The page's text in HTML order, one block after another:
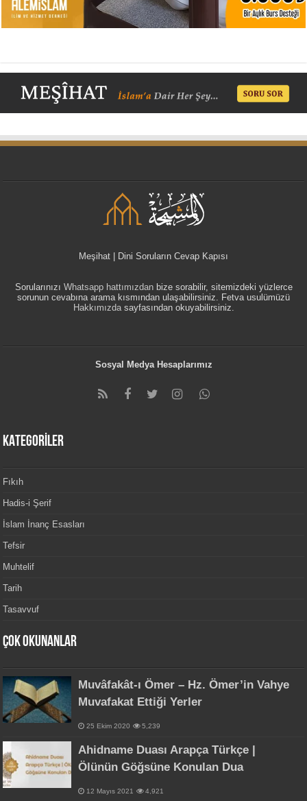
Meşihat | Dini Soruların Cevap Kapısı
Sorularınızı Whatsapp hattımızdanbize sorabilir, sitemizdeki yüzlerce
sorunun cevabına arama kısmından ulaşabilirsiniz. Fetva usulümüzü
Hakkımızdasayfasından okuyabilirsiniz.
Sosyal Medya Hesaplarımız
KATEGORİLER
Fıkıh
Hadis-i Şerif
İslam İnanç Esasları
Tefsir
Muhtelif
Tarih
Tasavvuf
Çok Okunanlar
Muvâfakât-ı Ömer – Hz. Ömer’in Vahye
Muvafakat Ettiği Yerler
25 Ekim 2020 5,239
Ahidname Duası Arapça Türkçe |
Ölünün Göğsüne Konulan Dua
12 Mayıs 2021 4,921